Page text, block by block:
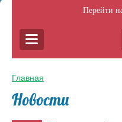
Перейти
Главная
Новости